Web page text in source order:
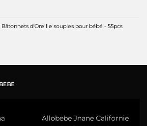
d'Oreille souples pour bébé - 55pcs
Allobebe Jnane Californie